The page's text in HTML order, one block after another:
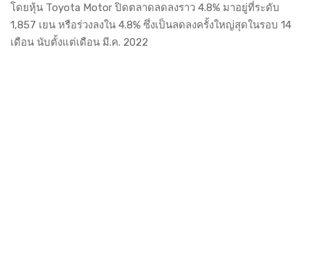
โดยหุ้น Toyota Motor ปิดตลาดลดลงราว 4.8% มาอยู่ที่ระดับ
1,857 เยน หรือร่วงลงใน 4.8% ซึ่งเป็นลดลงครั้งใหญ่สุดในรอบ 14
เดือน นับตั้งแต่เดือน มี.ค. 2022